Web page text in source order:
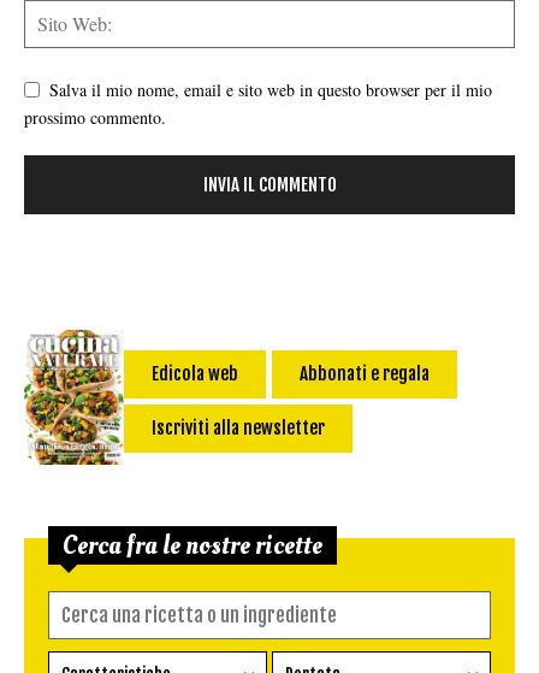
Salva il mio nome, email e sito web in questo browser per il mio
prossimo commento.
Edicola web Abbonati e regala
Iscriviti alla newsletter
Cerca fra le nostre ricette